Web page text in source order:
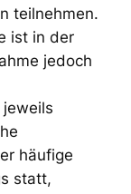
teilnehmen.
ist in der
jedoch
häufige
statt,